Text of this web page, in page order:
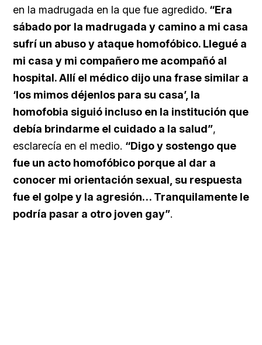
en la madrugada en la que fue agredido. “Era
sábado por la madrugada y camino a mi casa
sufrí un abuso y ataque homofóbico. Llegué a
mi casa y mi compañero me acompañó al
hospital. Allí el médico dijo una frase similar a
‘los mimos déjenlos para su casa’, la
homofobia siguió incluso en la institución que
debía brindarme el cuidado a la salud”,
esclarecía en el medio. “Digo y sostengo que
fue un acto homofóbico porque al dar a
conocer mi orientación sexual, su respuesta
fue el golpe y la agresión… Tranquilamente le
podría pasar a otro joven gay”.